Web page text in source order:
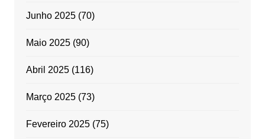
Junho 2025(70)
Maio 2025(90)
Abril 2025(116)
Março 2025(73)
Fevereiro 2025(75)